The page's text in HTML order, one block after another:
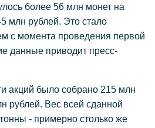
более 56 млн монет на
млн рублей. Это стало
с момента проведения первой
данные приводит пресс-
акций было собрано 215 млн
рублей. Вес всей сданной
- примерно столько же